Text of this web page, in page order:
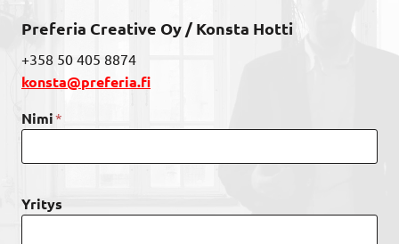
Preferia Creative Oy / Konsta Hotti
+358 50 405 8874
konsta@preferia.fi
Nimi*
Yritys